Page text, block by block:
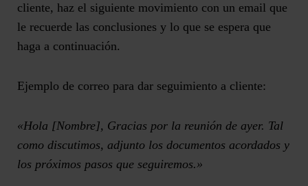
cliente, haz el siguiente movimiento con un email que
le recuerde las conclusiones y lo que se espera que
haga a continuación.
Ejemplo de correo para dar seguimiento a cliente:
«Hola [Nombre], Gracias por la reunión de ayer. Tal
como discutimos, adjunto los documentos acordados y
los próximos pasos que seguiremos.»